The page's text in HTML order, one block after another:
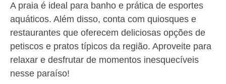
A praia é ideal para banho e prática de esportes
aquáticos. Além disso, conta com quiosques e
restaurantes que oferecem deliciosas opções de
petiscos e pratos típicos da região. Aproveite para
relaxar e desfrutar de momentos inesquecíveis
nesse paraíso!